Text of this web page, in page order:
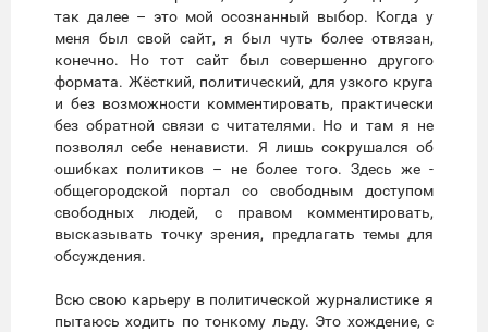
так далее – это мой осознанный выбор. Когда у
меня был свой сайт, я был чуть более отвязан,
конечно. Но тот сайт был совершенно другого
формата. Жёсткий, политический, для узкого круга
и без возможности комментировать, практически
без обратной связи с читателями. Но и там я не
позволял себе ненависти. Я лишь сокрушался об
ошибках политиков – не более того. Здесь же -
общегородской портал со свободным доступом
свободных людей, с правом комментировать,
высказывать точку зрения, предлагать темы для
обсуждения.
Всю свою карьеру в политической журналистике я
пытаюсь ходить по тонкому льду. Это хождение, с